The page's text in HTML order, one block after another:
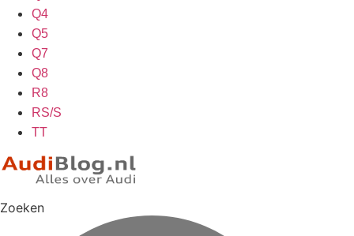
Q4
Q5
Q7
Q8
R8
RS/S
TT
Zoeken